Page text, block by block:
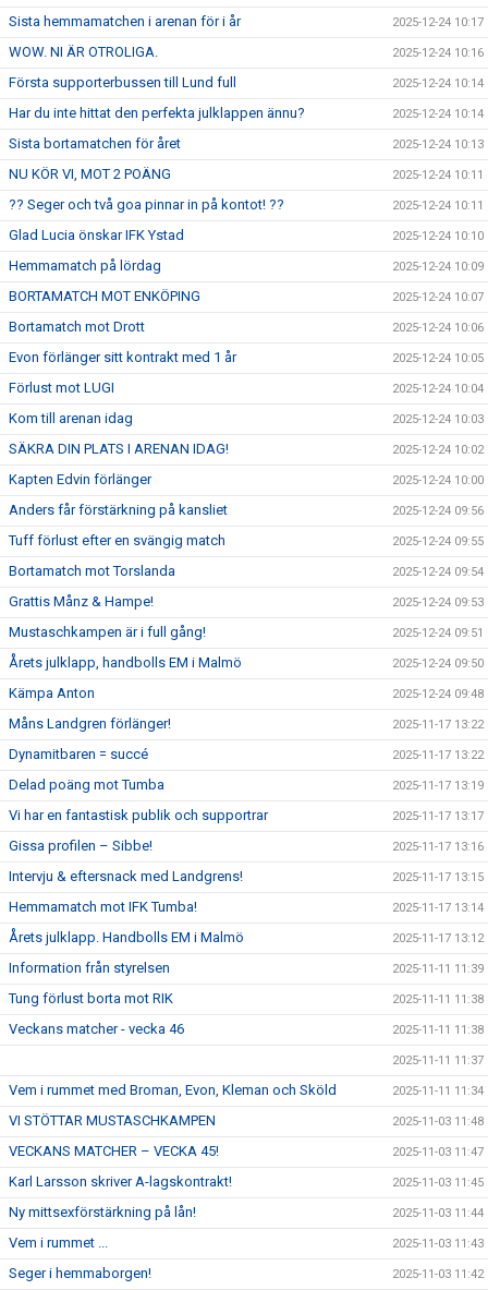
Sista hemmamatchen i arenan för i år 2025-12-24 10:17
WOW. NI ÄR OTROLIGA. 2025-12-24 10:16
Första supporterbussen till Lund full 2025-12-24 10:14
Har du inte hittat den perfekta julklappen ännu? 2025-12-24 10:14
Sista bortamatchen för året 2025-12-24 10:13
NU KÖR VI, MOT 2 POÄNG 2025-12-24 10:11
?? Seger och två goa pinnar in på kontot! ?? 2025-12-24 10:11
Glad Lucia önskar IFK Ystad 2025-12-24 10:10
Hemmamatch på lördag 2025-12-24 10:09
BORTAMATCH MOT ENKÖPING 2025-12-24 10:07
Bortamatch mot Drott 2025-12-24 10:06
Evon förlänger sitt kontrakt med 1 år 2025-12-24 10:05
Förlust mot LUGI 2025-12-24 10:04
Kom till arenan idag 2025-12-24 10:03
SÄKRA DIN PLATS I ARENAN IDAG! 2025-12-24 10:02
Kapten Edvin förlänger 2025-12-24 10:00
Anders får förstärkning på kansliet 2025-12-24 09:56
Tuff förlust efter en svängig match 2025-12-24 09:55
Bortamatch mot Torslanda 2025-12-24 09:54
Grattis Månz & Hampe! 2025-12-24 09:53
Mustaschkampen är i full gång! 2025-12-24 09:51
Årets julklapp, handbolls EM i Malmö 2025-12-24 09:50
Kämpa Anton 2025-12-24 09:48
Måns Landgren förlänger! 2025-11-17 13:22
Dynamitbaren = succé 2025-11-17 13:22
Delad poäng mot Tumba 2025-11-17 13:19
Vi har en fantastisk publik och supportrar 2025-11-17 13:17
Gissa profilen – Sibbe! 2025-11-17 13:16
Intervju & eftersnack med Landgrens! 2025-11-17 13:15
Hemmamatch mot IFK Tumba! 2025-11-17 13:14
Årets julklapp. Handbolls EM i Malmö 2025-11-17 13:12
Information från styrelsen 2025-11-11 11:39
Tung förlust borta mot RIK 2025-11-11 11:38
Veckans matcher - vecka 46 2025-11-11 11:38
2025-11-11 11:37
Vem i rummet med Broman, Evon, Kleman och Sköld 2025-11-11 11:34
VI STÖTTAR MUSTASCHKAMPEN 2025-11-03 11:48
VECKANS MATCHER – VECKA 45! 2025-11-03 11:47
Karl Larsson skriver A-lagskontrakt! 2025-11-03 11:45
Ny mittsexförstärkning på lån! 2025-11-03 11:44
Vem i rummet ... 2025-11-03 11:43
Seger i hemmaborgen! 2025-11-03 11:42